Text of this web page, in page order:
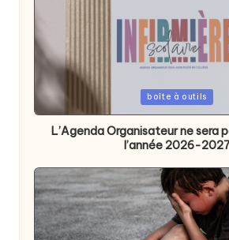
Posted
in
boîte à outils
L’Agenda Organisateur ne sera
l’année 2026-